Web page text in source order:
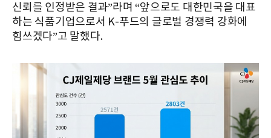
신뢰를 인정받은 결과”라며 “앞으로도 대한민국을 대표
하는 식품기업으로서 K-푸드의 글로벌 경쟁력 강화에
힘쓰겠다”고 말했다.